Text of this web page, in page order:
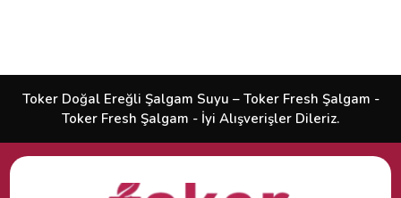
Toker Doğal Ereğli Şalgam Suyu – Toker Fresh Şalgam -
Toker Fresh Şalgam - İyi Alışverişler Dileriz.